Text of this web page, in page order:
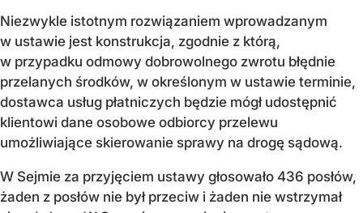
Niezwykle istotnym rozwiązaniem wprowadzanym
w ustawie jest konstrukcja, zgodnie z którą,
w przypadku odmowy dobrowolnego zwrotu błędnie
przelanych środków, w określonym w ustawie terminie,
dostawca usług płatniczych będzie mógł udostępnić
klientowi dane osobowe odbiorcy przelewu
umożliwiające skierowanie sprawy na drogę sądową.
W Sejmie za przyjęciem ustawy głosowało 436 posłów,
żaden z posłów nie był przeciw i żaden nie wstrzymał